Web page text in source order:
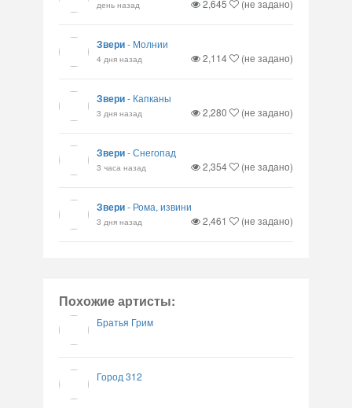
день назад 2,645 (не задано)
Звери- Молнии
4 дня назад 2,114 (не задано)
Звери- Капканы
3 дня назад 2,280 (не задано)
Звери-Снегопад
3 часа назад 2,354 (не задано)
Звери- Рома, извини
3 дня назад 2,461 (не задано)
Похожие артисты:
Братья Грим
Город 312